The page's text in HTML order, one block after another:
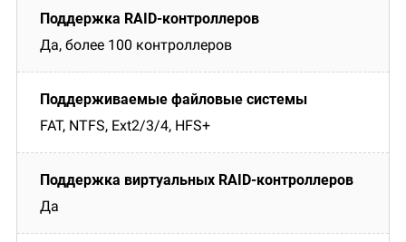
Да, более 100 контроллеров
FAT, NTFS, Ext2/3/4, HFS+
Да